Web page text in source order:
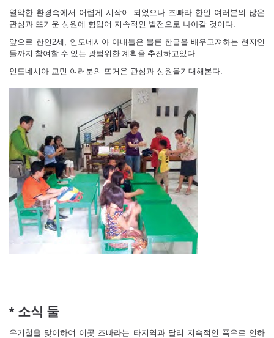
열악한 환경속에서 어렵게 시작이 되었으나 즈빠라 한인 여러분의 많은
관심과 뜨거운 성원에 힘입어 지속적인 발전으로 나아갈 것이다
앞으로 한인 2세
인도네시아 아내들은 물론 한글을 배우고져하는 현지인
들까지 참여할 수 있는 광범위한 계획을 추진하고있다
인도네시아 교민 여러분의 뜨거운 관심과 성원을기대해본다
* 소식 둘
우기철을 맞이하여 이곳 즈빠라는 타지역과 달리 지속적인 폭우로 인하